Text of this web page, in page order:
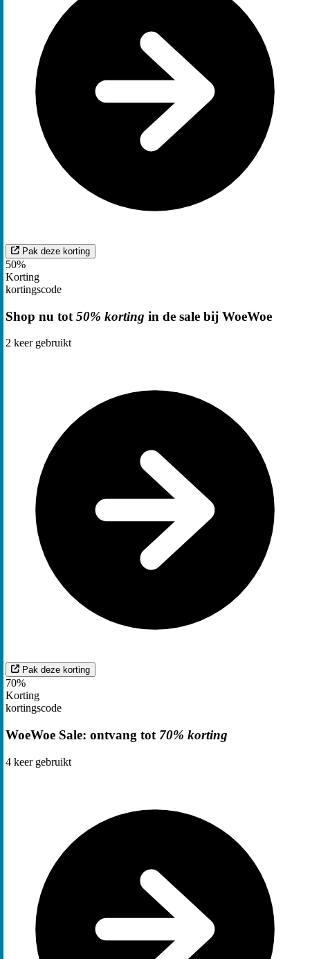
Pak deze korting
50%
Korting
kortingscode
Shop nu tot 50% korting in de sale bij WoeWoe
2 keer gebruikt
Pak deze korting
70%
Korting
kortingscode
WoeWoe Sale: ontvang tot 70% korting
4 keer gebruikt